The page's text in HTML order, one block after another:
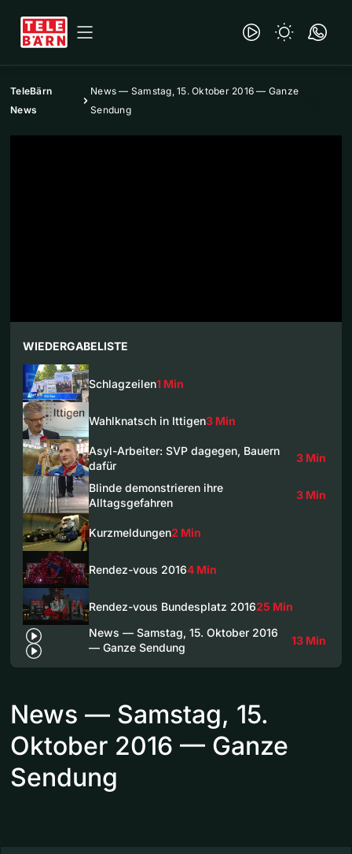
TeleBärn
News
News — Samstag, 15. Oktober 2016 — Ganze
Sendung
WIEDERGABELISTE
Schlagzeilen1 Min
Wahlknatsch in Ittigen3 Min
Asyl-Arbeiter: SVP dagegen, Bauern
dafür
3 Min
Blinde demonstrieren ihre
Alltagsgefahren
3 Min
Kurzmeldungen2 Min
Rendez-vous 20164 Min
Rendez-vous Bundesplatz 201625 Min
News — Samstag, 15. Oktober 2016
— Ganze Sendung
13 Min
News — Samstag, 15.
Oktober 2016 — Ganze
Sendung